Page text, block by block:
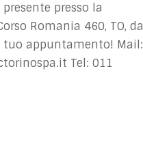
presso la
Romania 460, TO, dal
tuo appuntamento! Mail:
Tel: 011